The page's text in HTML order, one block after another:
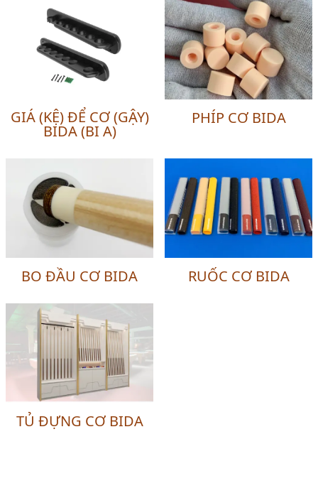
GIÁ (KỆ) ĐỂ CƠ (GẬY)
BIDA (BI A)
PHÍP CƠ BIDA
BO ĐẦU CƠ BIDA RUỐC CƠ BIDA
TỦ ĐỰNG CƠ BIDA